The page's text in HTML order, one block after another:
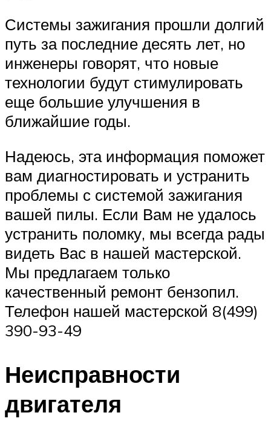
Системы зажигания прошли долгий
путь за последние десять лет, но
инженеры говорят, что новые
технологии будут стимулировать
еще большие улучшения в
ближайшие годы.
Надеюсь, эта информация поможет
вам диагностировать и устранить
проблемы с системой зажигания
вашей пилы. Если Вам не удалось
устранить поломку, мы всегда рады
видеть Вас в нашей мастерской.
Мы предлагаем только
качественный ремонт бензопил.
Телефон нашей мастерской 8(499)
390-93-49
Неисправности
двигателя